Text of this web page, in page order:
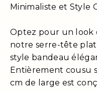
Minimaliste et Style
Optez pour un look
notre serre-tête
style bandeau
Entièrement cousu
cm de large est